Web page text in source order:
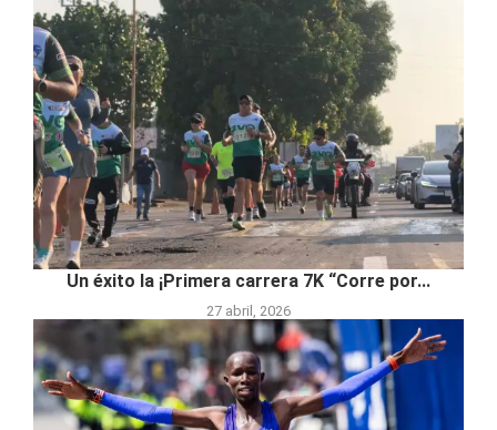
Un éxito la ¡Primera carrera 7K “Corre por...
27 abril, 2026